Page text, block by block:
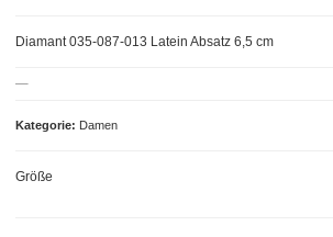
Kategorie Damen
Diamant 035-087-013 Latein Absatz 6,5 cm
Größe